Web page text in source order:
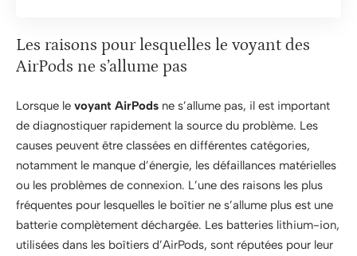
Les raisons pour lesquelles le voyant des
AirPods ne s’allume pas
Lorsque le voyant AirPods ne s’allume pas, il est important
de diagnostiquer rapidement la source du problème. Les
causes peuvent être classées en différentes catégories,
notamment le manque d’énergie, les défaillances matérielles
ou les problèmes de connexion. L’une des raisons les plus
fréquentes pour lesquelles le boîtier ne s’allume plus est une
batterie complètement déchargée. Les batteries lithium-ion,
utilisées dans les boîtiers d’AirPods, sont réputées pour leur